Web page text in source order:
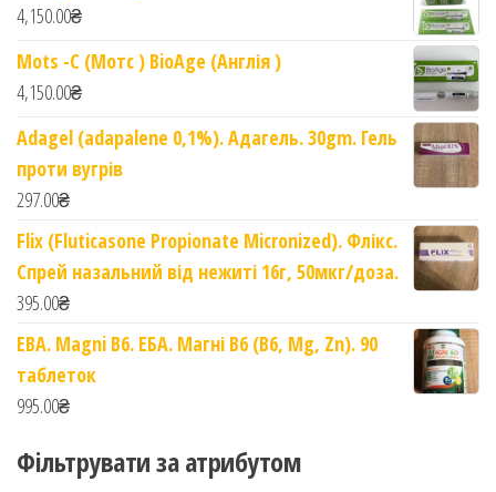
4,150.00₴
Mots -C (Мотс ) BioAge (Англія )
4,150.00₴
Adagel (adapalene 0,1%). Адагель. 30gm. Гель
проти вугрів
297.00₴
Flix (Fluticasone Propionate Micronized). Флікс.
Спрей назальний від нежиті 16г, 50мкг/доза.
395.00₴
EBA. Magni B6. ЕБА. Магні B6 (B6, Mg, Zn). 90
таблеток
995.00₴
Фільтрувати за атрибутом